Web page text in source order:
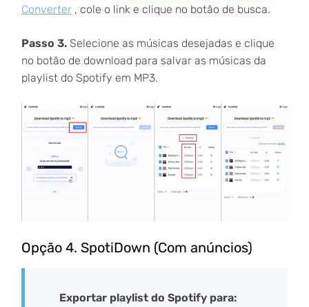
Converter, cole o link e clique no botão de busca.
Passo 3.Selecione as músicas desejadas e clique
no botão de download para salvar as músicas da
playlist do Spotify em MP3.
Opção 4. SpotiDown (Com anúncios)
Exportar playlist do Spotify para: